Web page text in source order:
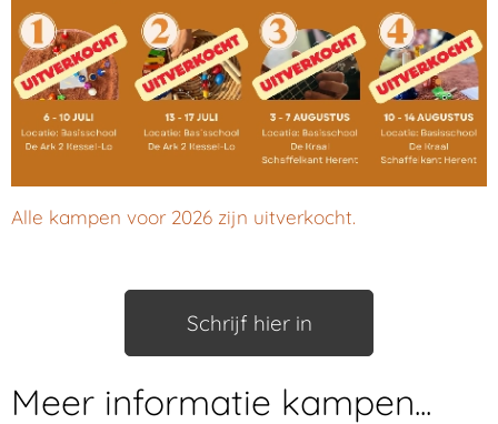
Alle kampen voor 2026 zijn uitverkocht.
Schrijf hier in
Meer informatie kampen...